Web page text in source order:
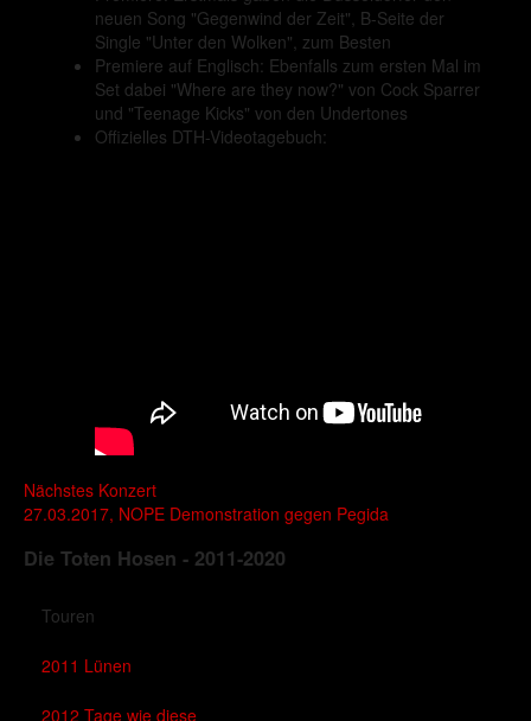
neuen Song "Gegenwind der Zeit", B-Seite der
Single "Unter den Wolken", zum Besten
Premiere auf Englisch: Ebenfalls zum ersten Mal im
Set dabei "Where are they now?" von Cock Sparrer
und "Teenage Kicks" von den Undertones
Offizielles DTH-Videotagebuch:
Nächstes Konzert
27.03.2017, NOPE Demonstration gegen Pegida
Die Toten Hosen - 2011-2020
Touren
2011 Lünen
2012 Tage wie diese